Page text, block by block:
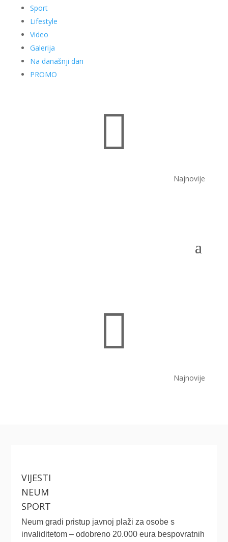
Sport
Lifestyle
Video
Galerija
Na današnji dan
PROMO

Najnovije

Najnovije
VIJESTI
NEUM
SPORT
Neum gradi pristup javnoj plaži za osobe s
invaliditetom – odobreno 20.000 eura bespovratnih